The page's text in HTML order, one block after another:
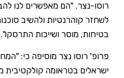
רוסו-נצר. "הם מאפשרים לנו
לשחזר קוהרנטיות ולהשיב
בטיחות, מוסר ושייכות התרסקו".
פרופ' רוסו נצר מוסיפה כי:
ישראלים בטראומה